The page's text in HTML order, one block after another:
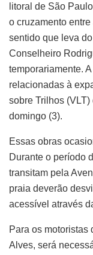
litoral de São
o cruzamento
sentido que leva
Conselheiro
temporariamente.
relacionadas à
sobre Trilhos
domingo (3).
Essas obras
Durante o período
transitam pela
praia deverão
acessível através
Para os motoristas
Alves, será